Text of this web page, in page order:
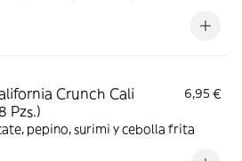
Crunch Cali
Pzs.)
6,95 €
pepino, surimi y cebolla frita